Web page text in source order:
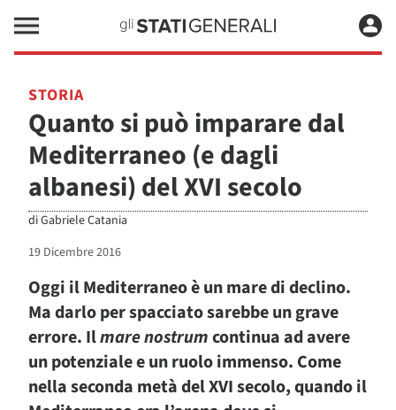
STORIA
Quanto si può imparare dal
Mediterraneo (e dagli
albanesi) del XVI secolo
diGabriele Catania
19 Dicembre 2016
Oggi il Mediterraneo è un mare di declino.
Ma darlo per spacciato sarebbe un grave
errore. Ilmare nostrumcontinua ad avere
un potenziale e un ruolo immenso. Come
nella seconda metà del XVI secolo, quando il